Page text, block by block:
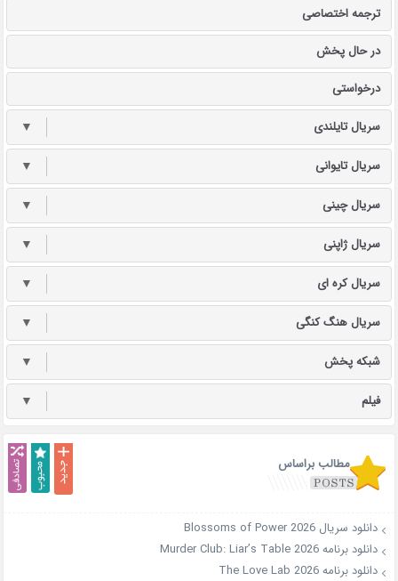
ترجمه اختصاصی
در حال پخش
درخواستی
سریال تایلندی ▼
سریال تایوانی ▼
سریال چینی ▼
سریال ژاپنی ▼
سریال کره ای ▼
سریال هنگ کنگی ▼
شبکه پخش ▼
فیلم ▼
مطالب براساس
دانلود سریال Blossoms of Power 2026
دانلود برنامه Murder Club: Liar’s Table 2026
دانلود برنامه The Love Lab 2026